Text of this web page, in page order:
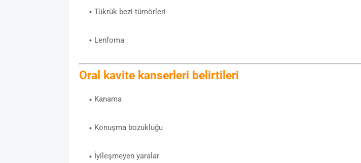
Tükrük bezi tümörleri
Lenfoma
Oral kavite kanserleri belirtileri
Kanama
Konuşma bozukluğu
İyileşmeyen yaralar